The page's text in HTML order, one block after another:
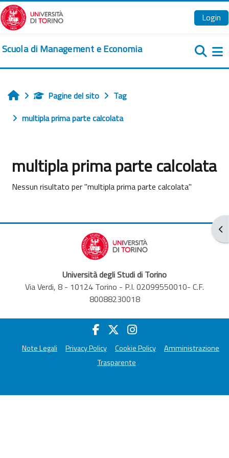
Vai al contenuto principale
Login
Scuola di Management e Economia
HomePagine del sito
Tag
multipla prima parte calcolata
multipla prima parte calcolata
Nessun risultato per "multipla prima parte calcolata"
Università degli Studi di Torino
Via Verdi, 8 - 10124 Torino - P.I. 02099550010- C.F.
80088230018
Note Legali Privacy Policy Cookie Policy
Amministrazione
Trasparente